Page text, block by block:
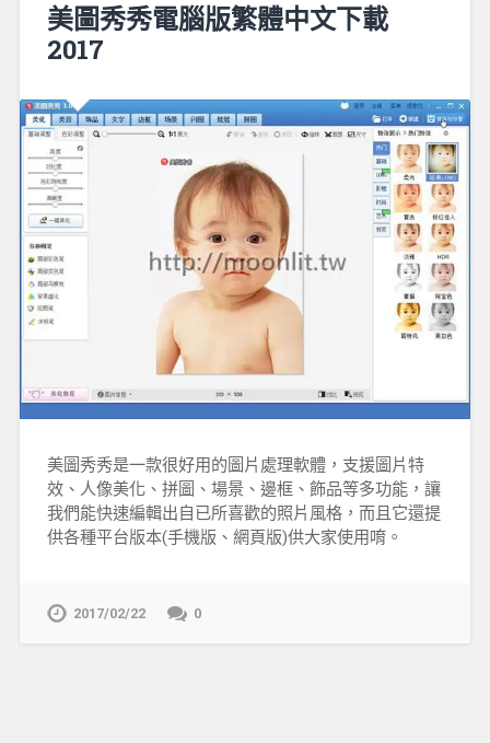
美圖秀秀電腦版繁體中文下載
2017
美圖秀秀是一款很好用的圖片處理軟體，支援圖片特
效、人像美化、拼圖、場景、邊框、飾品等多功能，讓
我們能快速編輯出自已所喜歡的照片風格，而且它還提
供各種平台版本(手機版、網頁版)供大家使用唷。
2017/02/22 0